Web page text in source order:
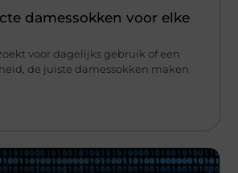
damessokken voor elke
voor dagelijks gebruik of een
de juiste damessokken maken